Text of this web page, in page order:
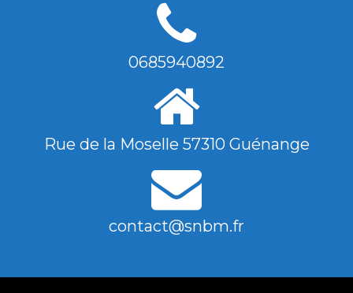
0685940892
Rue de la Moselle 57310 Guénange
contact@snbm.fr